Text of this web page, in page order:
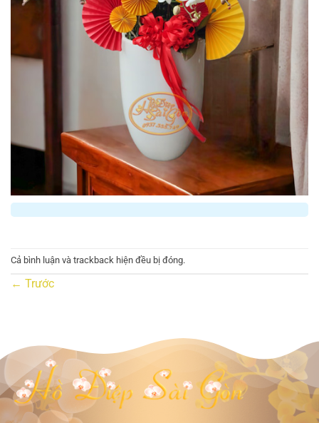
Cả bình luận và trackback hiện đều bị đóng.
← Trước